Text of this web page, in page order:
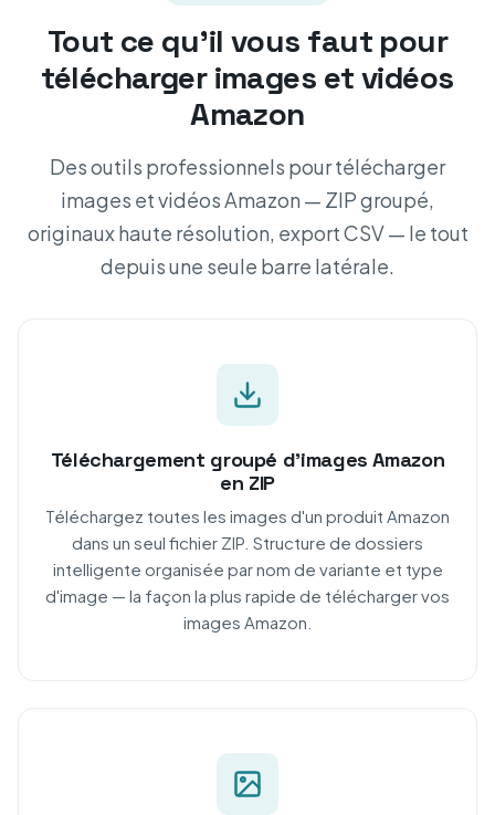
Tout ce qu'il vous faut pour
télécharger images et vidéos
Amazon
Des outils professionnels pour télécharger
images et vidéos Amazon — ZIP groupé,
originaux haute résolution, export CSV — le tout
depuis une seule barre latérale.
Téléchargement groupé d'images Amazon
en ZIP
Téléchargez toutes les images d'un produit Amazon
dans un seul fichier ZIP. Structure de dossiers
intelligente organisée par nom de variante et type
d'image — la façon la plus rapide de télécharger vos
images Amazon.